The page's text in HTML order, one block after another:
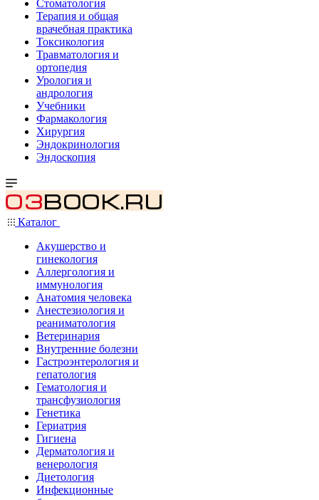
Стоматология
Терапия и общая
врачебная практика
Токсикология
Травматология и
ортопедия
Урология и
андрология
Учебники
Фармакология
Хирургия
Эндокринология
Эндоскопия
Каталог
Акушерство и
гинекология
Аллергология и
иммунология
Анатомия человека
Анестезиология и
реаниматология
Ветеринария
Внутренние болезни
Гастроэнтерология и
гепатология
Гематология и
трансфузиология
Генетика
Гериатрия
Гигиена
Дерматология и
венерология
Диетология
Инфекционные